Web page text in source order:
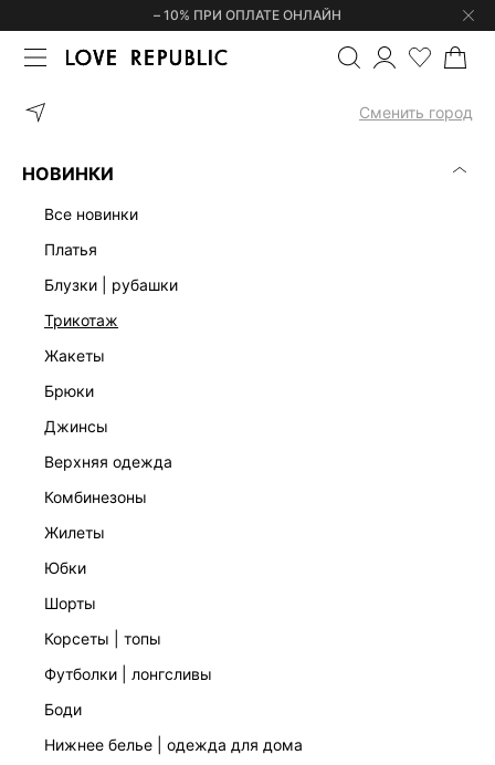
– 10% ПРИ ОПЛАТЕ ОНЛАЙН
Сменить город
НОВИНКИ
все новинки
платья
блузки | рубашки
трикотаж
жакеты
брюки
джинсы
верхняя одежда
комбинезоны
жилеты
юбки
шорты
корсеты | топы
футболки | лонгсливы
боди
нижнее белье | одежда для дома
ГЛАВНАЯ
БЛУЗКИ РУБАШКИ
БЛУЗКА ИЗ ВИСКОЗЫ
ЭКСКЛЮЗИВНО ОНЛАЙН